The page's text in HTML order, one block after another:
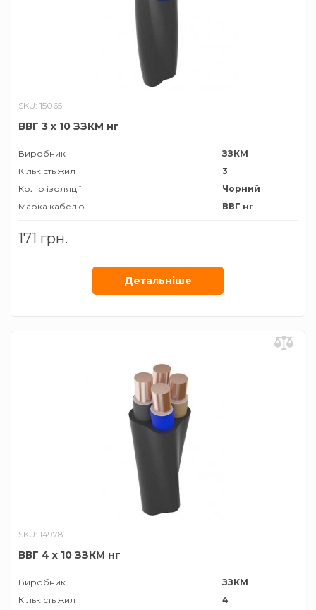
SKU: 15065
ВВГ 3 х 10 ЗЗКМ нг
Виробник
ЗЗКМ
Кількість жил
3
Колір ізоляції
Чорний
Марка кабелю
ВВГ нг
Січення жили
171 грн.
Детальнiше
SKU: 14978
ВВГ 4 х 10 ЗЗКМ нг
Виробник
ЗЗКМ
Кількість жил
4